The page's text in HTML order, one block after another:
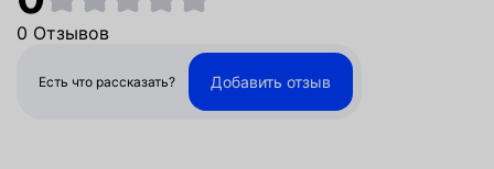
0 Отзывов
Есть что рассказать? Добавить отзыв